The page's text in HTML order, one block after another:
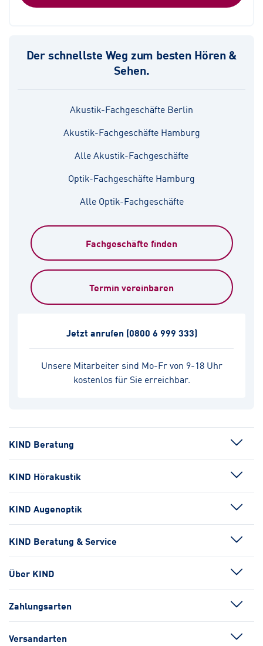
Der schnellste Weg zum besten Hören &
Sehen.
Akustik-Fachgeschäfte Berlin
Akustik-Fachgeschäfte Hamburg
Alle Akustik-Fachgeschäfte
Optik-Fachgeschäfte Hamburg
Alle Optik-Fachgeschäfte
Fachgeschäfte finden
Termin vereinbaren
Unsere Mitarbeiter sind Mo-Fr von 9-18 Uhr
kostenlos für Sie erreichbar.
Jetzt anrufen (0800 6 999 333)
KIND Beratung
KIND Hörakustik
KIND Augenoptik
KIND Beratung & Service
Über KIND
Zahlungsarten
Versandarten